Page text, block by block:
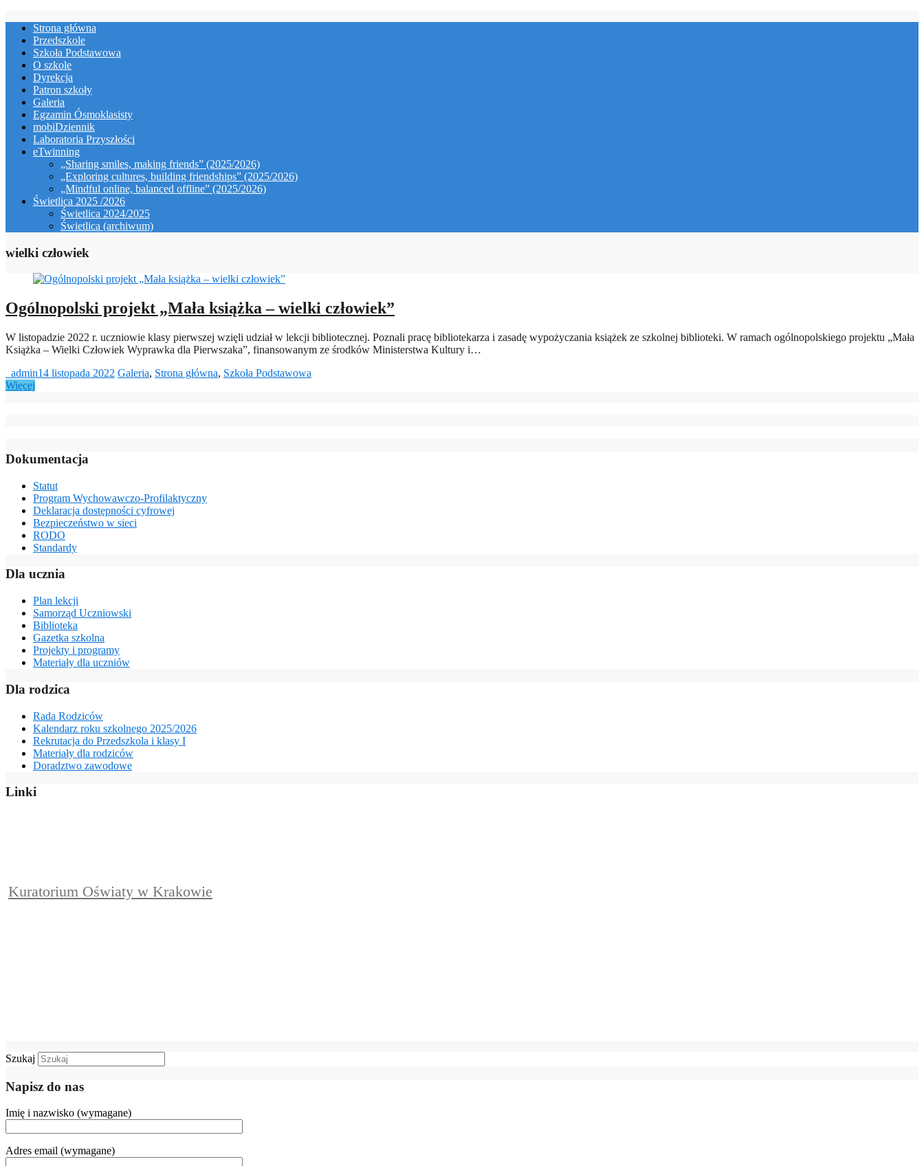
content
Strona główna
Przedszkole
Szkoła Podstawowa
O szkole
Dyrekcja
Patron szkoły
Galeria
Egzamin Ósmoklasisty
mobiDziennik
Laboratoria Przyszłości
eTwinning
„Sharing smiles, making friends” (2025/2026)
„Exploring cultures, building friendships” (2025/2026)
„Mindful online, balanced offline” (2025/2026)
Świetlica 2025 /2026
Świetlica 2024/2025
Świetlica (archiwum)
wielki człowiek
Ogólnopolski projekt „Mała książka – wielki człowiek”
W listopadzie 2022 r. uczniowie klasy pierwszej wzięli udział w lekcji bibliotecznej. Poznali pracę bibliotekarza i zasadę wypożyczania książek ze szkolnej biblioteki. W ramach ogólnopolskiego projektu „Mała
Książka – Wielki Człowiek Wyprawka dla Pierwszaka”, finansowanym ze środków Ministerstwa Kultury i…
_admin14 listopada 2022 Galeria, Strona główna, Szkoła Podstawowa
Więcej
Dokumentacja
Statut
Program Wychowawczo-Profilaktyczny
Deklaracja dostępności cyfrowej
Bezpieczeństwo w sieci
RODO
Standardy
Dla ucznia
Plan lekcji
Samorząd Uczniowski
Biblioteka
Gazetka szkolna
Projekty i programy
Materiały dla uczniów
Dla rodzica
Rada Rodziców
Kalendarz roku szkolnego 2025/2026
Rekrutacja do Przedszkola i klasy I
Materiały dla rodziców
Doradztwo zawodowe
Linki
Kuratorium Oświaty w Krakowie
Szukaj
Napisz do nas
Imię i nazwisko (wymagane)
Adres email (wymagane)